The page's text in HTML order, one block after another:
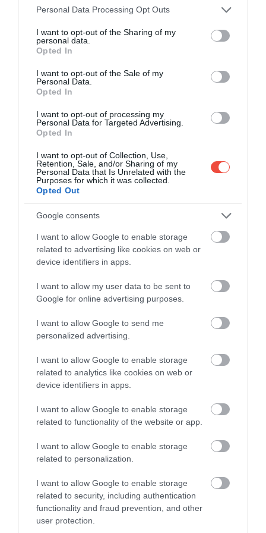
Please note that this website/app uses one or more Google
not limited to your visit or usage behaviour. You may click to
grant or deny consent to Google and its third-party tags to
use your data for below specified purposes in below Google
consent section.
Personal Data Processing Opt Outs
I want to opt-out of the Sharing of my
personal data.
Opted In
I want to opt-out of the Sale of my
Personal Data.
Opted In
I want to opt-out of processing my
Personal Data for Targeted Advertising.
Opted In
I want to opt-out of Collection, Use,
Retention, Sale, and/or Sharing of my
Personal Data that Is Unrelated with the
Purposes for which it was collected.
Opted Out
Google consents
I want to allow Google to enable storage
related to advertising like cookies on web or
device identifiers in apps.
I want to allow my user data to be sent to
Google for online advertising purposes.
I want to allow Google to send me
personalized advertising.
I want to allow Google to enable storage
related to analytics like cookies on web or
device identifiers in apps.
I want to allow Google to enable storage
related to functionality of the website or app.
I want to allow Google to enable storage
related to personalization.
I want to allow Google to enable storage
related to security, including authentication
functionality and fraud prevention, and other
user protection.
Începând cu secolul al XVI-lea, capul de mistreț era,
de asemenea, un ospăț festiv. În timpul procesului
de gătire, pe acesta se turna vin și era servit cu sos
wassail, bogat în condimente precum scorțișoară,
sirop de cireșe și ghimbir.
FRUMENTY
Terciul fierbinte, cunoscut sub numele de frumenty,